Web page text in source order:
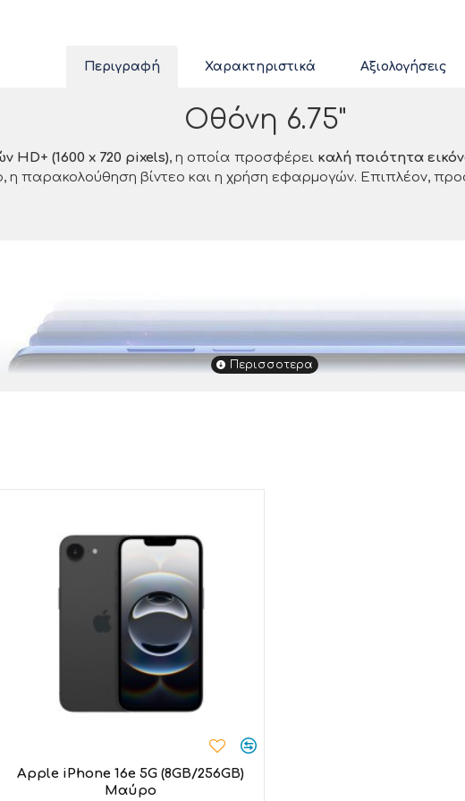
Περιγραφή Χαρακτηριστικά Αξιολογήσεις
Οθόνη 6.75"
HD+ (1600 x 720 pixels), η οποία προσφέρει καλή ποιότητα
η παρακολούθηση βίντεο και η χρήση εφαρμογών. Επιπλέον,
Τεχνολογία οθόνης
, που προσφέρει ενισχυμένη προστασία των ματιών. Απολαύστε
το περιεχόμενό σας, ενώ παράλληλα φροντίζουν τα μάτια
Apple iPhone 16e 5G (8GB/256GB)
Μαύρο